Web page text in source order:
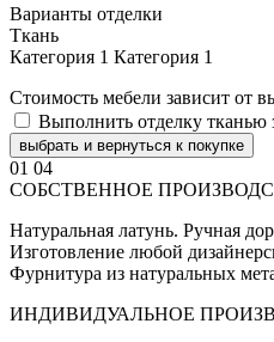
Варианты отделки
Ткань
Категория 1 Категория 1
Стоимость мебели зависит от
Выполнить отделку тканью
выбрать и вернуться к покупке
01 04
СОБСТВЕННОЕ
Натуральная латунь. Ручная
Изготовление любой
Фурнитура из натуральных
ИНДИВИДУАЛЬНОЕ